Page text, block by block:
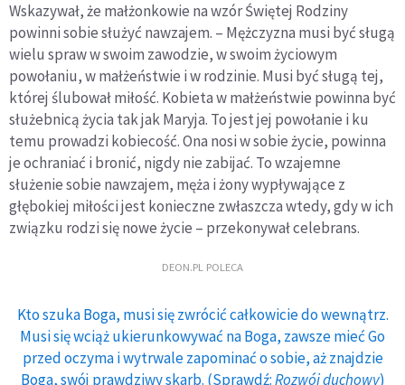
Wskazywał, że małżonkowie na wzór Świętej Rodziny
powinni sobie służyć nawzajem. – Mężczyzna musi być sługą
wielu spraw w swoim zawodzie, w swoim życiowym
powołaniu, w małżeństwie i w rodzinie. Musi być sługą tej,
której ślubował miłość. Kobieta w małżeństwie powinna być
służebnicą życia tak jak Maryja. To jest jej powołanie i ku
temu prowadzi kobiecość. Ona nosi w sobie życie, powinna
je ochraniać i bronić, nigdy nie zabijać. To wzajemne
służenie sobie nawzajem, męża i żony wypływające z
głębokiej miłości jest konieczne zwłaszcza wtedy, gdy w ich
związku rodzi się nowe życie – przekonywał celebrans.
DEON.PL POLECA
Kto szuka Boga, musi się zwrócić całkowicie do wewnątrz.
Musi się wciąż ukierunkowywać na Boga, zawsze mieć Go
przed oczyma i wytrwale zapominać o sobie, aż znajdzie
Boga, swój prawdziwy skarb. (Sprawdź:Rozwój duchowy)